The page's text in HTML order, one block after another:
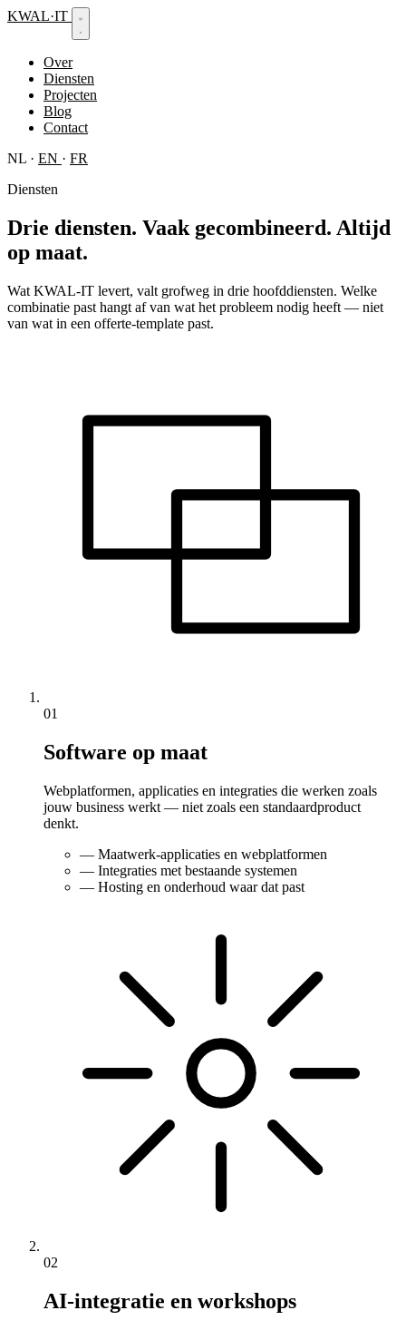
KWAL·IT
Over
Diensten
Projecten
Blog
Contact
NL · EN · FR
Diensten
Drie diensten. Vaak gecombineerd. Altijd
op maat.
Wat KWAL-IT levert, valt grofweg in drie hoofddiensten. Welke
combinatie past hangt af van wat het probleem nodig heeft — niet
van wat in een offerte-template past.
01
Software op maat
Webplatformen, applicaties en integraties die werken zoals
jouw business werkt — niet zoals een standaardproduct
denkt.
— Maatwerk-applicaties en webplatformen
— Integraties met bestaande systemen
— Hosting en onderhoud waar dat past
02
AI-integratie en workshops